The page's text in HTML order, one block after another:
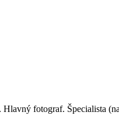
fotograf. Špecialista